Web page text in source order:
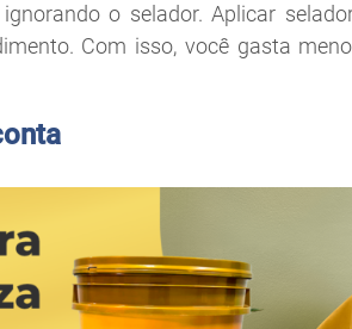
o selador. Aplicar
Com isso, você gasta